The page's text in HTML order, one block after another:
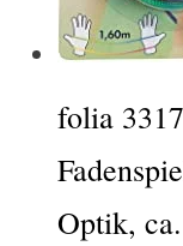
folia
Optik,